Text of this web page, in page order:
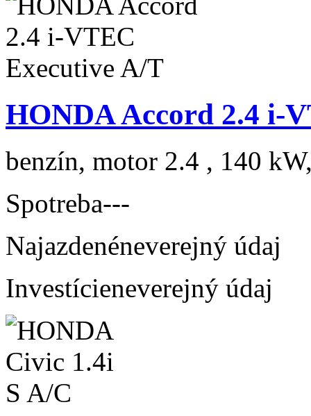
HONDA Accord 2.4 i-
benzín, motor 2.4 , 140
Spotreba---
Najazdenéneverejný údaj
Investícieneverejný údaj